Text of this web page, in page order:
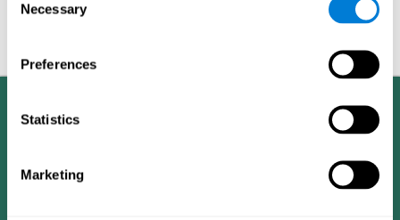
Selection
Necessary
Preferences
Statistics
Marketing